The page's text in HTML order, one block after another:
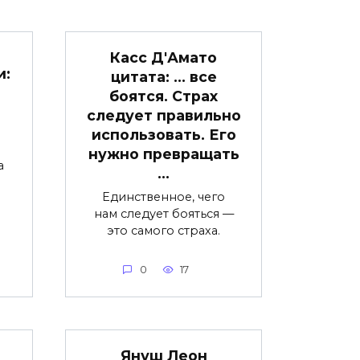
Касс Д'Амато
цитата: … все
боятся. Страх
следует правильно
использовать. Его
нужно превращать
…
Единственное, чего
нам следует бояться —
это самого страха.
0 17
Януш Леон